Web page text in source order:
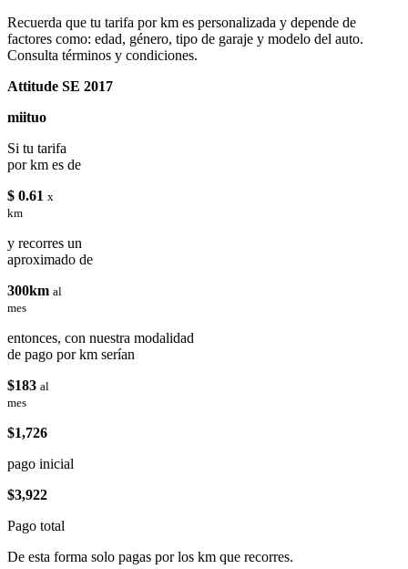
Recuerda que tu tarifa por km es personalizada y depende de
factores como: edad, género, tipo de garaje y modelo del auto.
Consulta términos y condiciones.
Attitude SE 2017
miituo
Si tu tarifa
por km es de
$ 0.61 x
km
y recorres un
aproximado de
300km al
mes
entonces, con nuestra modalidad
de pago por km serían
$183 al
mes
$1,726
pago inicial
$3,922
Pago total
De esta forma solo pagas por los km que recorres.